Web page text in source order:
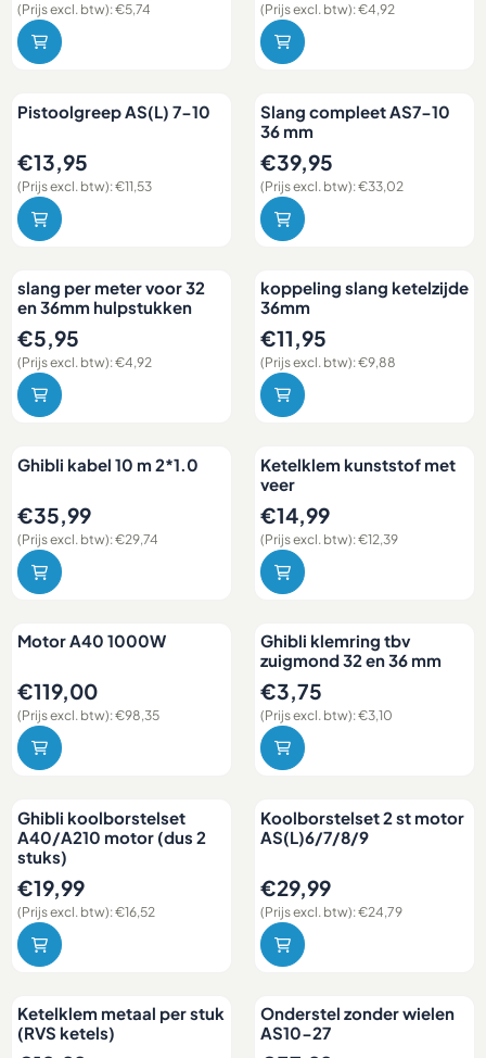
(Prijs excl. btw):€5,74 (Prijs excl. btw):€4,92
Pistoolgreep AS(L) 7-10
Prijs: 13,95, exclusief btw: 11,53
€13,95
(Prijs excl. btw):€11,53
Slang compleet AS7-10
36 mm
Prijs: 39,95, exclusief btw:
€39,95
(Prijs excl. btw):€33,02
slang per meter voor 32
en 36mm hulpstukken
Prijs: 5,95, exclusief btw: 4,92
€5,95
(Prijs excl. btw):€4,92
koppeling slang ketelzijde
36mm
Prijs: 11,95, exclusief btw: 9,88
€11,95
(Prijs excl. btw):€9,88
Ghibli kabel 10 m 2*1.0
Prijs: 35,99, exclusief btw: 29,74
€35,99
(Prijs excl. btw):€29,74
Ketelklem kunststof met
veer
Prijs: 14,99, exclusief btw:
€14,99
(Prijs excl. btw):€12,39
Motor A40 1000W
Prijs: 119,00, exclusief btw: 98,35
€119,00
(Prijs excl. btw):€98,35
Ghibli klemring tbv
zuigmond 32 en 36 mm
Prijs: 3,75, exclusief btw: 3,10
€3,75
(Prijs excl. btw):€3,10
Ghibli koolborstelset
A40/A210 motor (dus 2
stuks)
Prijs: 19,99, exclusief btw: 16,52
€19,99
(Prijs excl. btw):€16,52
Koolborstelset 2 st motor
AS(L)6/7/8/9
Prijs: 29,99, exclusief btw:
€29,99
(Prijs excl. btw):€24,79
Ketelklem metaal per stuk
(RVS ketels)
Onderstel zonder wielen
AS10-27